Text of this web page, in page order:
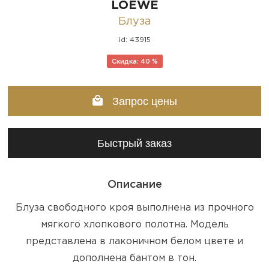
LOEWE
Блуза
id: 43915
Скидка: 40 %
Запрос цены
Быстрый заказ
Описание
Блуза свободного кроя выполнена из прочного
мягкого хлопкового полотна. Модель
представлена в лаконичном белом цвете и
дополнена бантом в тон.